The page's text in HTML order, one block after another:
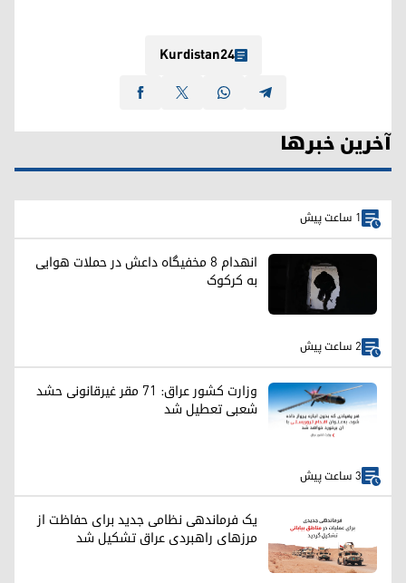
Kurdistan24
آخرین خبرها
1 ساعت پیش
انهدام ۸ مخفیگاه داعش در حملات هوایی
به کرکوک
2 ساعت پیش
وزارت کشور عراق: ۷۱ مقر غیرقانونی حشد
شعبی تعطیل شد
3 ساعت پیش
یک فرماندهی نظامی جدید برای حفاظت از
مرزهای راهبردی عراق تشکیل شد